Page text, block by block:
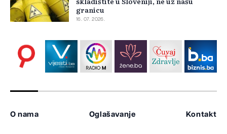
granicu
16. 07. 2026.
O nama Oglašavanje Kontakt